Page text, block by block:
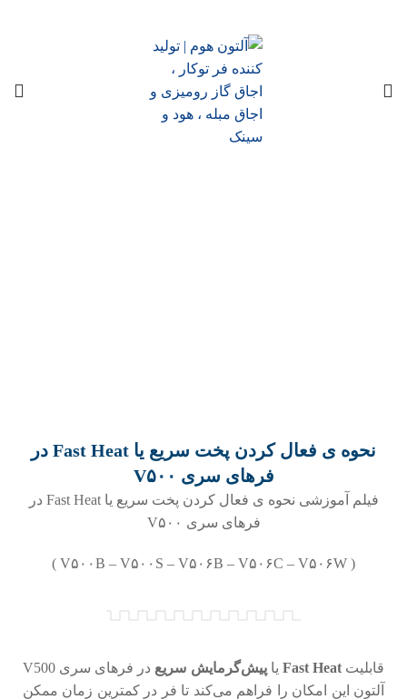
نحوه ی فعال کردن پخت سریع یا Fast Heat در
فرهای سری V۵۰۰
فیلم آموزشی نحوه ی فعال کردن پخت سریع یا Fast Heat در
فرهای سری V۵۰۰
( V۵۰۰B – V۵۰۰S – V۵۰۶B – V۵۰۶C – V۵۰۶W )
قابلیتFast Heat یاپیش‌گرمایش سریع
در فرهای سری V500
آلتون این امکان را فراهم می‌کند تا فر در کمترین زمان ممکن